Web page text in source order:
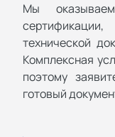
Мы
технической
Комплексная
поэтому
готовый